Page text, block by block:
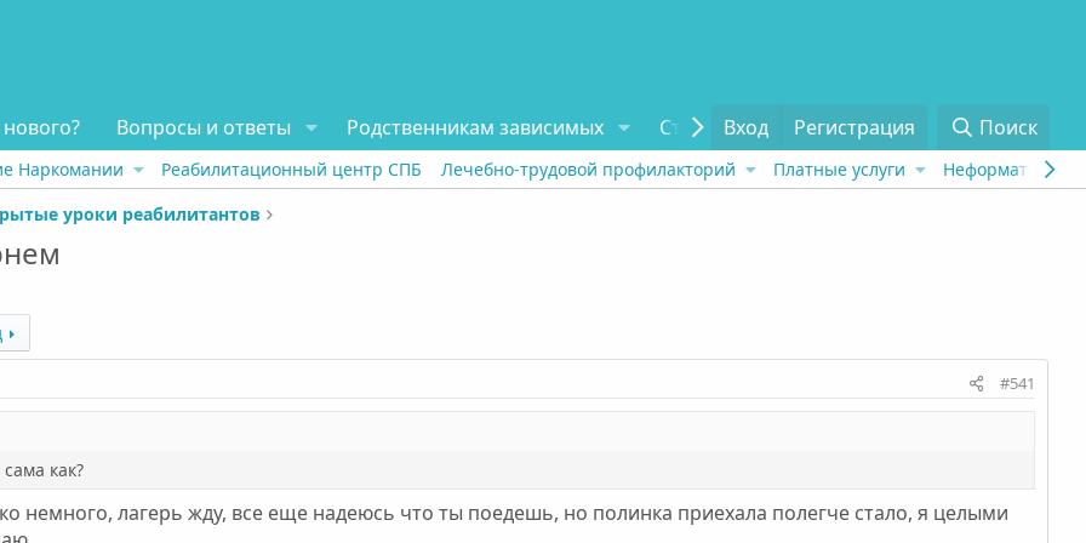
Вопросы и ответы Родственникам зависимых Статьи Отзывы О проекте
Вход Регистрация Поиск
Наркомании Реабилитационный центр СПБ Лечебно-трудовой профилакторий Платные услуги Неформат
уроки реабилитантов
#541
как?
немного, лагерь жду, все еще надеюсь что ты поедешь, но полинка приехала полегче стало, я целыми